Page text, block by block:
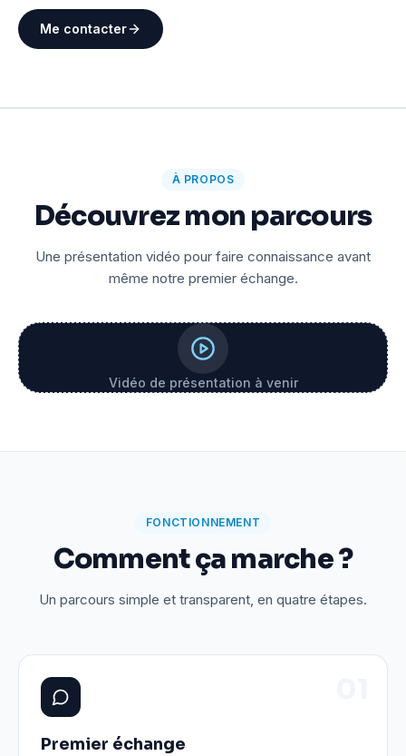
Me contacter
À PROPOS
Découvrez mon parcours
Une présentation vidéo pour faire connaissance avant
même notre premier échange.
Vidéo de présentation à venir
FONCTIONNEMENT
Comment ça marche ?
Un parcours simple et transparent, en quatre étapes.
Premier échange